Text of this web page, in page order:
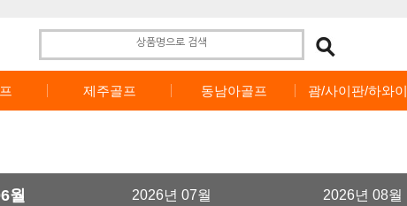
제주골프 동남아골프 괌/사이판/하와이
월 2026년 07월 2026년 08월